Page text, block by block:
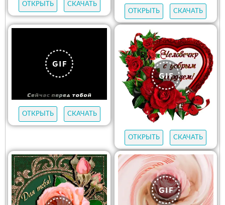
ОТКРЫТЬ
СКАЧАТЬ
ОТКРЫТЬ
СКАЧАТЬ
ОТКРЫТЬ СКАЧАТЬ
ОТКРЫТЬ СКАЧАТЬ